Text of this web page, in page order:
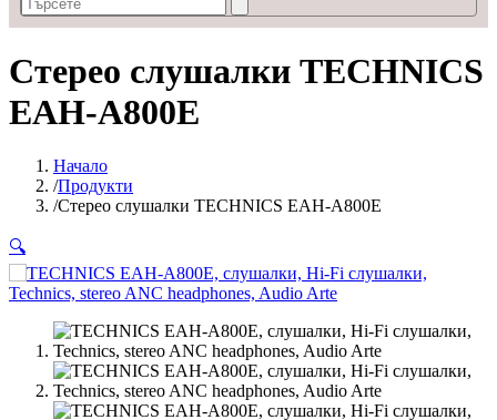
Стерео слушалки TECHNICS
EAH-A800E
Начало
Продукти
Стерео слушалки TECHNICS EAH-A800E
🔍